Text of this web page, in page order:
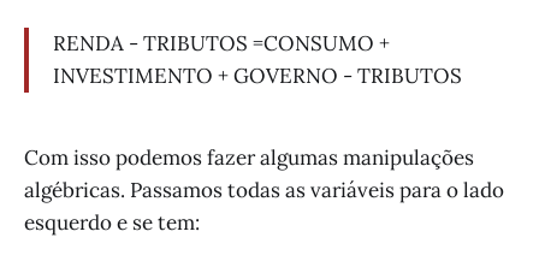
RENDA - TRIBUTOS =CONSUMO +
INVESTIMENTO + GOVERNO - TRIBUTOS
Com isso podemos fazer algumas manipulações
algébricas. Passamos todas as variáveis para o lado
esquerdo e se tem: